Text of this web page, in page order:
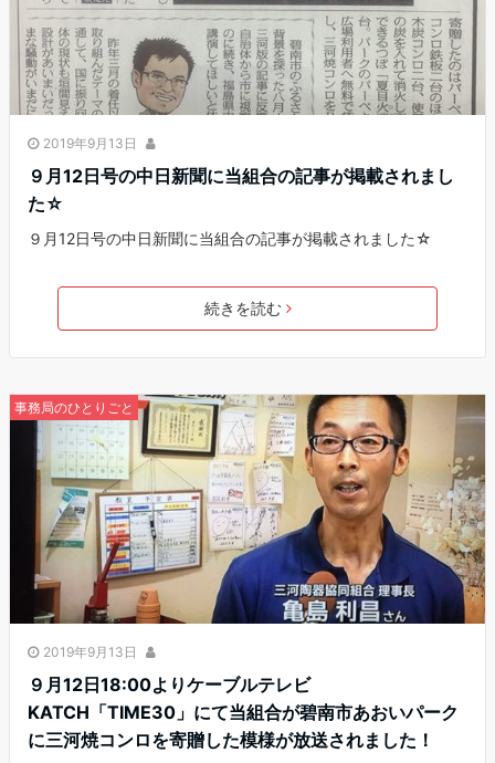
2019年9月13日
９月12日号の中日新聞に当組合の記事が掲載されまし
た☆
９月12日号の中日新聞に当組合の記事が掲載されました☆
続きを読む
事務局のひとりごと
2019年9月13日
９月12日18:00よりケーブルテレビ
KATCH「TIME30」にて当組合が碧南市あおいパーク
に三河焼コンロを寄贈した模様が放送されました！